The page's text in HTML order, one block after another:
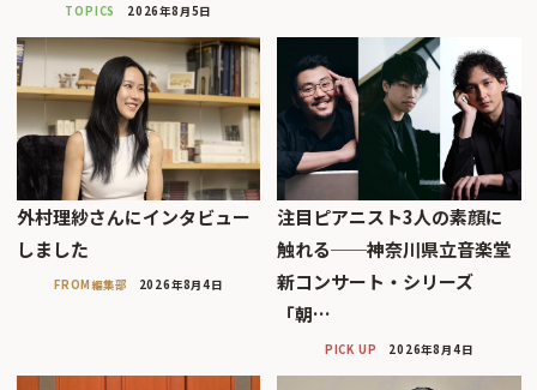
TOPICS 2026年8月5日
外村理紗さんにインタビュー
しました
FROM編集部 2026年8月4日
注目ピアニスト3人の素顔に
触れる──神奈川県立音楽堂
新コンサート・シリーズ
「朝…
PICK UP 2026年8月4日